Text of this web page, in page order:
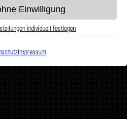
Einwilligung
individuell festlegen
Impressum